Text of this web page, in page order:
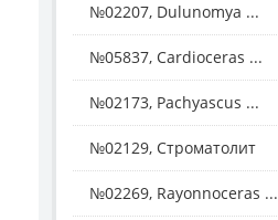
№02207, Dulunomya ...
№05837, Cardioceras ...
№02173, Pachyascus ...
№02129, Строматолит
№02269, Rayonnoceras ...